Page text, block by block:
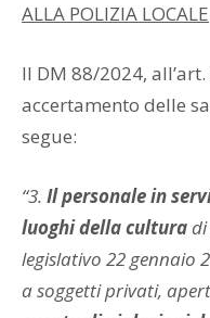
ALLA POLIZIA LOCALE
Il DM 88/2024,
accertamento delle
segue:
“3. Il personale in
luoghi della cultura
legislativo 22 gennaio
a soggetti privati,